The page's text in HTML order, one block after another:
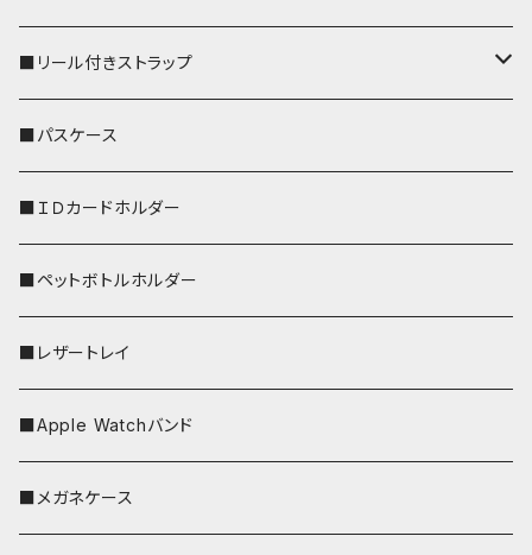
■リール付きストラップ
リールのみ
ストラップ付
■パスケース
■ＩＤカードホルダー
■ペットボトルホルダー
■レザートレイ
■Apple Watchバンド
■メガネケース